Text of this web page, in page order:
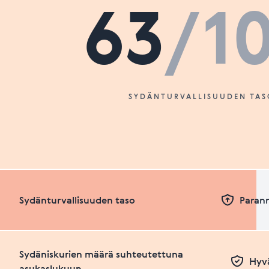
63/
SYDÄNTURVALLISUUDEN
Sydänturvallisuuden taso
Sydäniskurien määrä suhteutettuna